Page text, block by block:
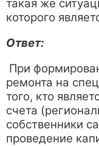
такая же
которого
Ответ:
При
ремонта на
того, кто
счета
собственники
проведение